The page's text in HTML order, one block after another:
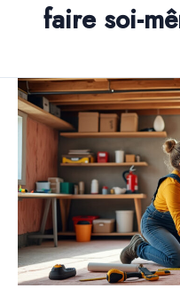
faire soi-